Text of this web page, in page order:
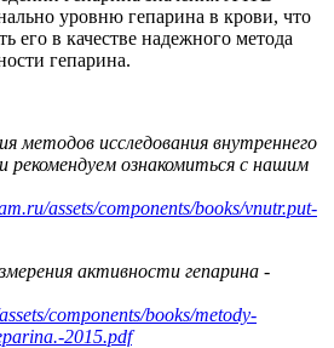
уровню гепарина в крови, что
его в качестве надежного метода
гепарина.
методов исследования внутреннего
рекомендуем ознакомиться с нашим
assets/components/books/vnutr.put-
активности гепарина -
components/books/metody-
2015.pdf